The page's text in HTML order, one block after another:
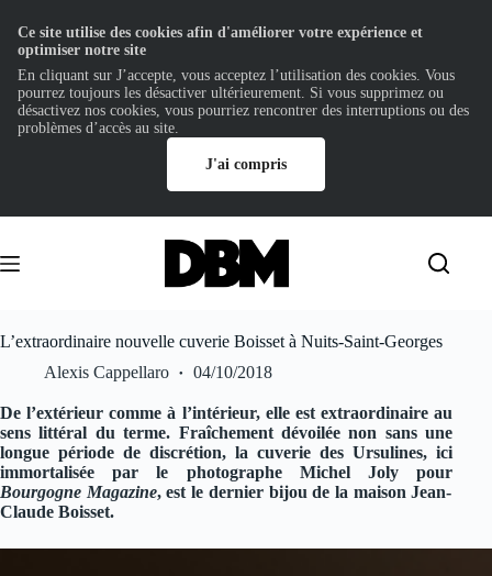
contenu
L’extraordinaire nouvelle cuverie Boisset à Nuits-Saint-Georges
Alexis Cappellaro
04/10/2018
De l’extérieur comme à l’intérieur, elle est extraordinaire au
sens littéral du terme. Fraîchement dévoilée non sans une
longue période de discrétion, la cuverie des Ursulines, ici
immortalisée par le photographe Michel Joly pour
Bourgogne Magazine, est le dernier bijou de la maison Jean-
Claude Boisset.
Ce site utilise des cookies afin d'améliorer votre expérience et
optimiser notre site
En cliquant sur J’accepte, vous acceptez l’utilisation des cookies. Vous
pourrez toujours les désactiver ultérieurement. Si vous supprimez ou
désactivez nos cookies, vous pourriez rencontrer des interruptions ou des
problèmes d’accès au site.
J'ai compris